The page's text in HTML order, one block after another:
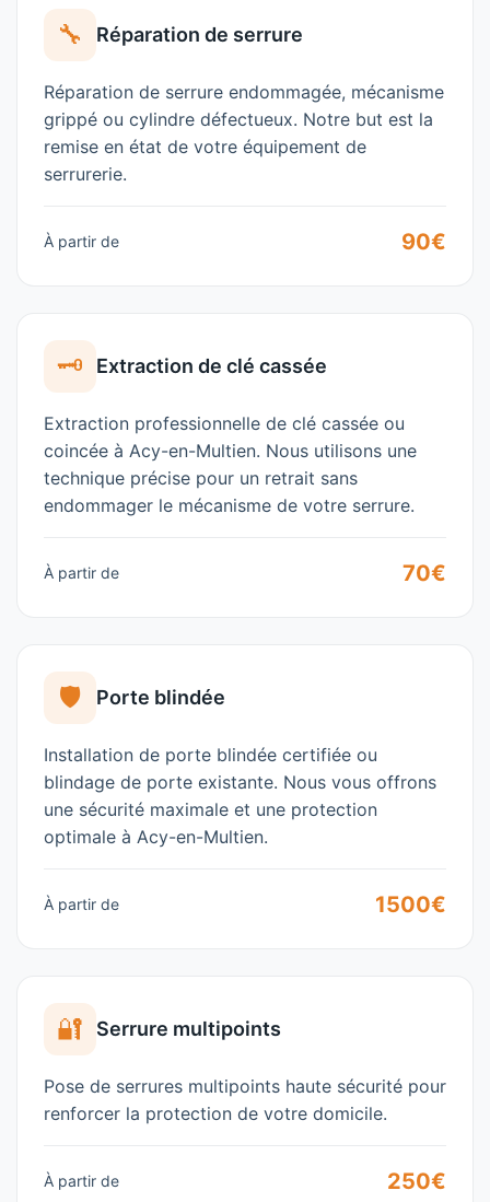
🔧 Réparation de serrure
Réparation de serrure endommagée, mécanisme
grippé ou cylindre défectueux. Notre but est la
remise en état de votre équipement de
serrurerie.
À partir de 90€
🗝️ Extraction de clé cassée
Extraction professionnelle de clé cassée ou
coincée à Acy-en-Multien. Nous utilisons une
technique précise pour un retrait sans
endommager le mécanisme de votre serrure.
À partir de 70€
🛡️ Porte blindée
Installation de porte blindée certifiée ou
blindage de porte existante. Nous vous offrons
une sécurité maximale et une protection
optimale à Acy-en-Multien.
À partir de 1500€
🔐 Serrure multipoints
Pose de serrures multipoints haute sécurité pour
renforcer la protection de votre domicile.
À partir de 250€